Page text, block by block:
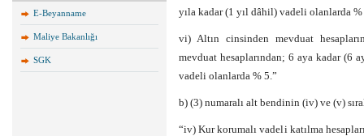
E-Beyanname
Maliye Bakanlığı
SGK
yıla kadar (1 yıl dâhil) vadeli olanlarda %
vi) Altın cinsinden mevduat
mevduat hesaplarından; 6 aya kadar (6
vadeli olanlarda % 5.”
b) (3) numaralı alt bendinin (iv) ve (v)
“iv) Kur korumalı vadeli katılma